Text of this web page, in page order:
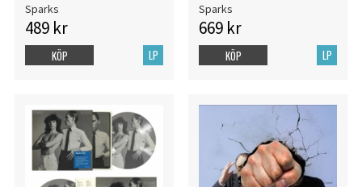
Sparks
489 kr
LP
KÖP
Sparks
669 kr
LP
KÖP